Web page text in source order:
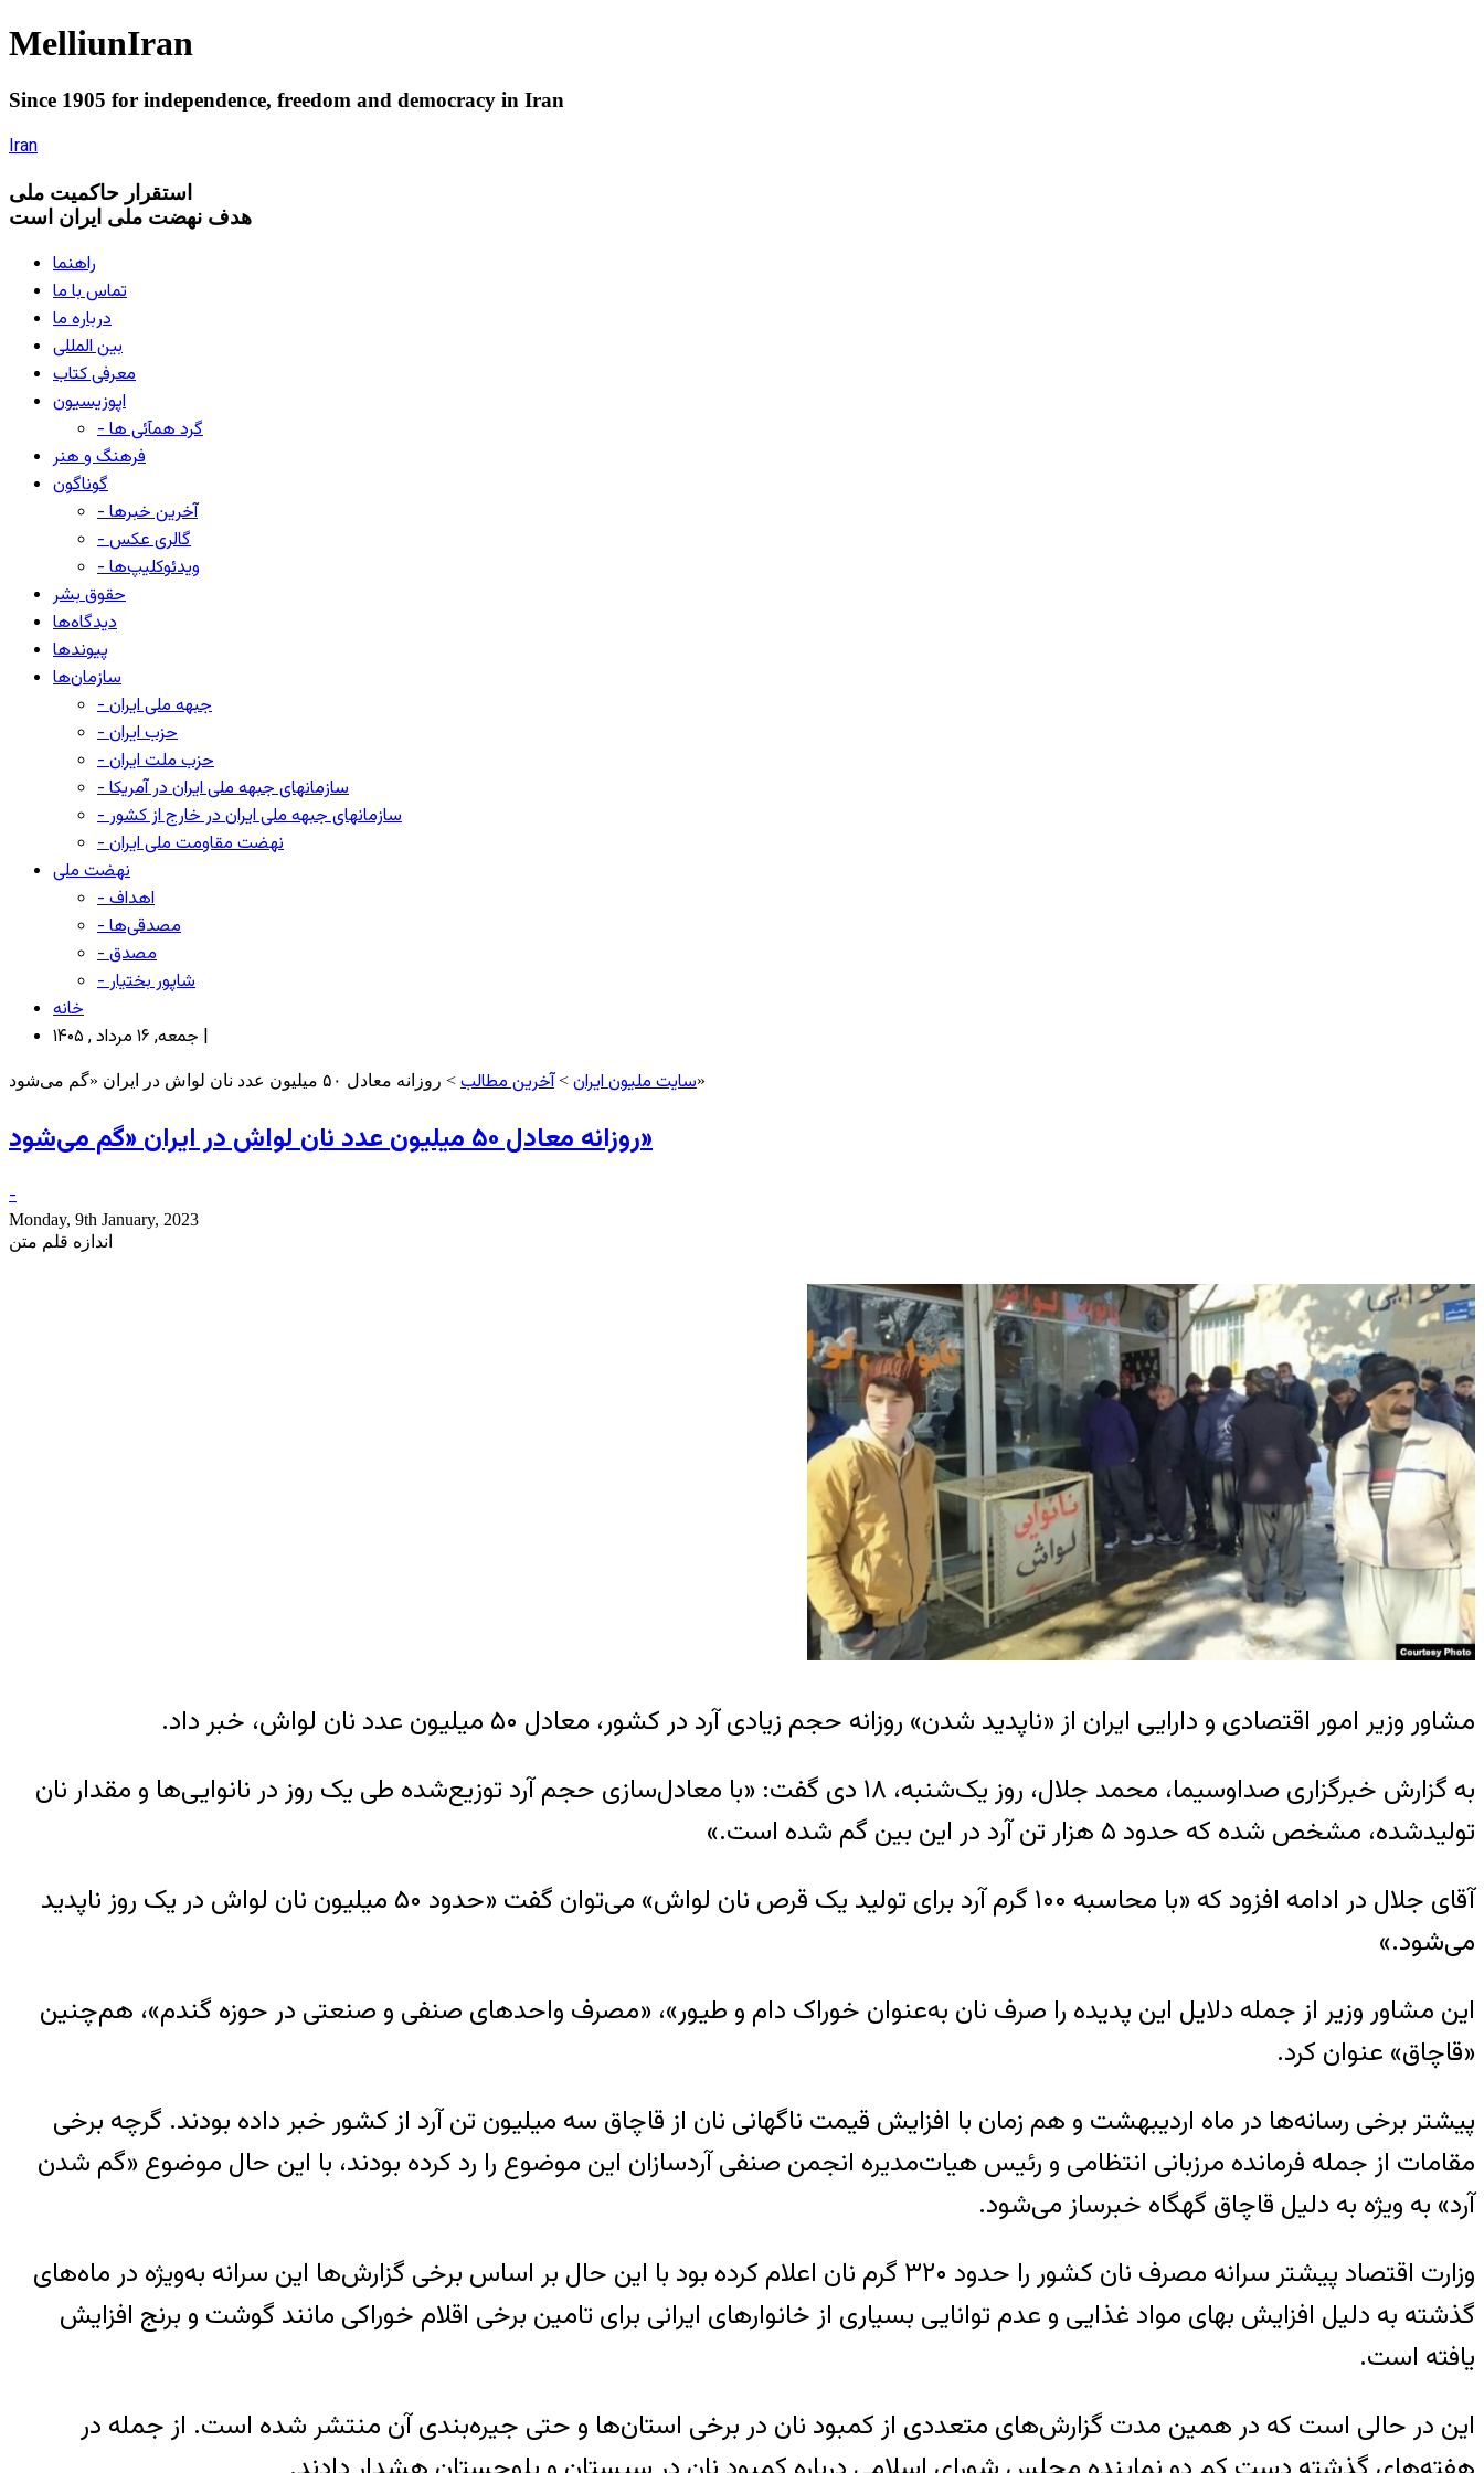
MelliunIran
Since 1905 for independence, freedom and democracy in Iran
Iran
استقرار حاکميت ملی
هدف نهضت ملی ایران است
راهنما
تماس با ما
درباره ما
بین المللی
معرفی کتاب
اپوزیسیون
- گرد همآئی ها
فرهنگ و هنر
گوناگون
- آخرین خبرها
- گالری عکس
- ویدئوکلیپ‌ها
حقوق بشر
دیدگاه‌ها
پیوندها
سازمان‌ها
- جبهه ملی ایران
- حزب ایران
- حزب ملت ایران
- سازمانهای جبهه ملی ایران در آمریکا
- سازمانهای جبهه ملی ایران در خارج از کشور
- نهضت مقاومت ملی ایران
نهضت ملی
- اهداف
- مصدقی‌ها
- مصدق
- شاپور بختیار
خانه
جمعه, ۱۶ مرداد , ۱۴۰۵ |
سایت ملیون ایران >آخرین مطالب > روزانه معادل ۵۰ میلیون عدد نان لواش در ایران «گم‌ می‌شود»
روزانه معادل ۵۰ میلیون عدد نان لواش در ایران «گم‌ می‌شود»
-
Monday, 9th January, 2023
اندازه قلم متن
مشاور وزیر امور اقتصادی و دارایی ایران از «ناپدید شدن» روزانه حجم زیادی آرد در کشور، معادل ۵۰ میلیون عدد نان لواش، خبر داد.
به گزارش خبرگزاری صداوسیما، محمد جلال، روز یک‌شنبه، ۱۸ دی گفت: «با معادل‌سازی حجم آرد توزیع‌شده طی یک روز در نانوایی‌ها و مقدار نان
تولید‌شده، مشخص شده که حدود ۵ هزار تن آرد در این بین گم شده است.»
آقای جلال در ادامه افزود که «با محاسبه ۱۰۰ گرم آرد برای تولید یک قرص نان لواش» می‌توان گفت «حدود ۵۰ میلیون نان لواش در یک روز ناپدید
می‌شود.»
این مشاور وزیر از جمله دلایل این پدیده را صرف نان به‌عنوان خوراک دام و طیور»، «مصرف واحدهای صنفی و صنعتی در حوزه گندم»، هم‌چنین
«قاچاق» عنوان کرد.
پیشتر برخی رسانه‌ها در ماه اردیبهشت و هم زمان با افزایش قیمت ناگهانی نان از قاچاق سه میلیون تن آرد از کشور خبر داده بودند. گرچه برخی
مقامات از جمله فرمانده مرزبانی انتظامی و رئیس هیات‌مدیره انجمن صنفی آردسازان این موضوع را رد کرده بودند، با این حال موضوع «گم‌ شدن
آرد» به ویژه به دلیل قاچاق گهگاه خبرساز می‌شود.
وزارت اقتصاد پیشتر سرانه مصرف نان کشور را حدود ۳۲۰ گرم نان اعلام کرده بود با این حال بر اساس برخی گزارش‌ها این سرانه به‌ویژه در ماه‌های
گذشته به دلیل افزایش بهای مواد غذایی و عدم توانایی بسیاری از خانوارهای ایرانی برای تامین برخی اقلام خوراکی مانند گوشت و برنج افزایش
یافته است.
این در حالی است که در همین مدت گزارش‌های متعددی از کمبود نان در برخی استان‌ها و حتی جیره‌بندی آن منتشر شده است. از جمله در